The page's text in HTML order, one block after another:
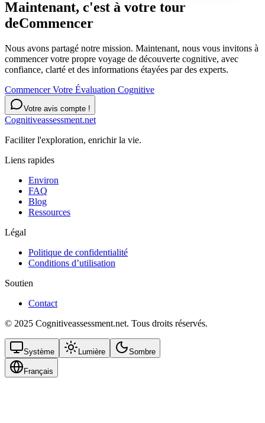
Maintenant, c'est à votre tour
deCommencer
Nous avons partagé notre mission. Maintenant, nous vous invitons à
commencer votre propre voyage de découverte cognitive, avec
confiance, clarté et des informations étayées par des experts.
Commencer Votre Évaluation Cognitive
Votre avis compte !
Cognitiveassessment.net
Faciliter l'exploration, enrichir la vie.
Liens rapides
Environ
FAQ
Blog
Ressources
Légal
Politique de confidentialité
Conditions d’utilisation
Soutien
Contact
© 2025 Cognitiveassessment.net. Tous droits réservés.
Système Lumière Sombre
Français